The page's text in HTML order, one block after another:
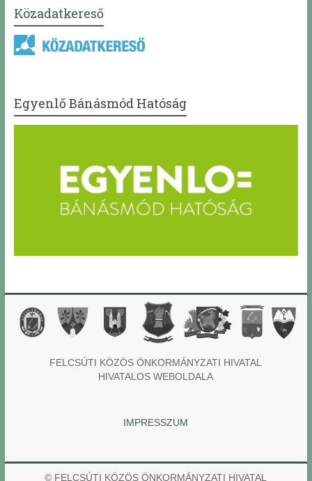
Közadatkereső
Egyenlő Bánásmód Hatóság
FELCSÚTI KÖZÖS ÖNKORMÁNYZATI HIVATAL
HIVATALOS WEBOLDALA
IMPRESSZUM
© FELCSÚTI KÖZÖS ÖNKORMÁNYZATI HIVATAL